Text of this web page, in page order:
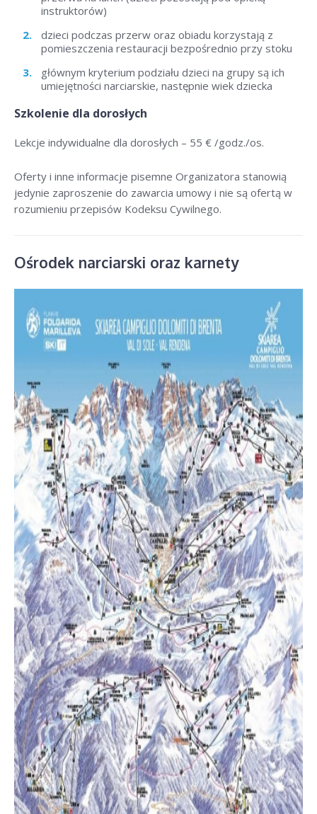
instruktorów)
dzieci podczas przerw oraz obiadu korzystają z
pomieszczenia restauracji bezpośrednio przy stoku
głównym kryterium podziału dzieci na grupy są ich
umiejętności narciarskie, następnie wiek dziecka
Szkolenie dla dorosłych
Lekcje indywidualne dla dorosłych – 55 € /godz./os.
Oferty i inne informacje pisemne Organizatora stanowią
jedynie zaproszenie do zawarcia umowy i nie są ofertą w
rozumieniu przepisów Kodeksu Cywilnego.
Ośrodek narciarski oraz karnety